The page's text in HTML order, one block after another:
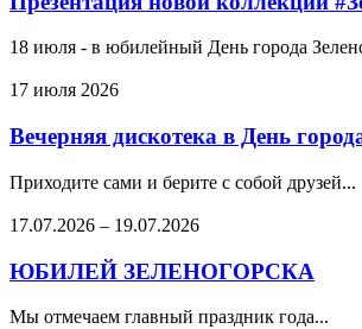
18 июля - в юбилейный День города
17 июля 2026
Вечерняя дискотека в День
Приходите сами и берите с собой друзей...
17.07.2026 – 19.07.2026
ЮБИЛЕЙ ЗЕЛЕНОГОРСКА
Мы отмечаем главный праздник года...